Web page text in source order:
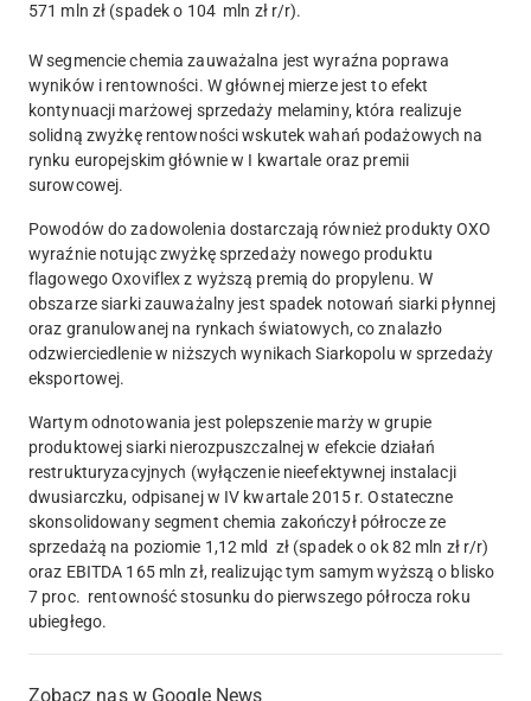
571 mln zł (spadek o 104 mln zł r/r).
W segmencie chemia zauważalna jest wyraźna poprawa
wyników i rentowności. W głównej mierze jest to efekt
kontynuacji marżowej sprzedaży melaminy, która realizuje
solidną zwyżkę rentowności wskutek wahań podażowych na
rynku europejskim głównie w I kwartale oraz premii
surowcowej.
Powodów do zadowolenia dostarczają również produkty OXO
wyraźnie notując zwyżkę sprzedaży nowego produktu
flagowego Oxoviflex z wyższą premią do propylenu. W
obszarze siarki zauważalny jest spadek notowań siarki płynnej
oraz granulowanej na rynkach światowych, co znalazło
odzwierciedlenie w niższych wynikach Siarkopolu w sprzedaży
eksportowej.
Wartym odnotowania jest polepszenie marży w grupie
produktowej siarki nierozpuszczalnej w efekcie działań
restrukturyzacyjnych (wyłączenie nieefektywnej instalacji
dwusiarczku, odpisanej w IV kwartale 2015 r. Ostateczne
skonsolidowany segment chemia zakończył półrocze ze
sprzedażą na poziomie 1,12 mld zł (spadek o ok 82 mln zł r/r)
oraz EBITDA 165 mln zł, realizując tym samym wyższą o blisko
7 proc. rentowność stosunku do pierwszego półrocza roku
ubiegłego.
Zobacz nas w Google News